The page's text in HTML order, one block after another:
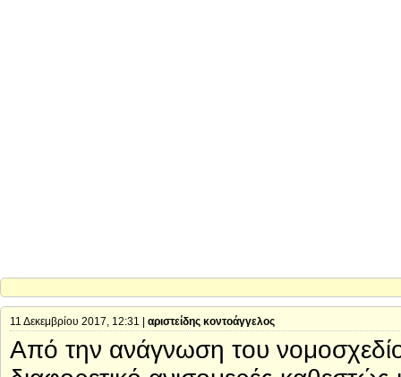
11 Δεκεμβρίου 2017, 12:31 | αριστείδης κοντοάγγελος
Από την ανάγνωση του